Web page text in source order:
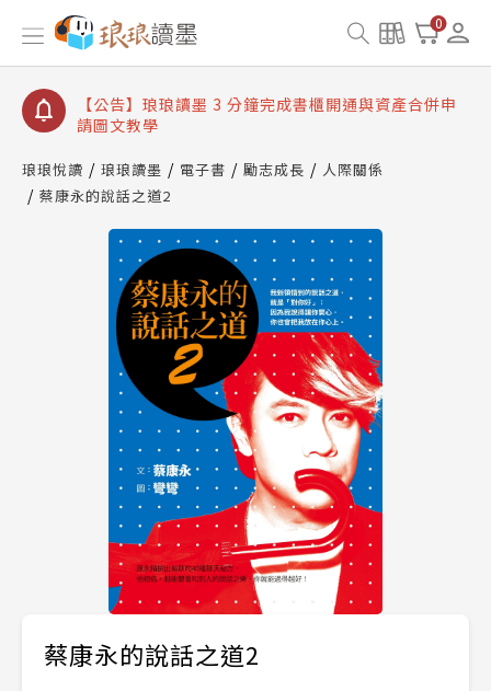
0
【公告】琅琅讀墨數位閱讀資產合併與書櫃開通申請
【公告】琅琅讀墨書櫃開通常見問題
【公告】琅琅讀墨 3 分鐘完成書櫃開通與資產合併申
請圖文教學
查詢
【公告】琅琅讀墨數位閱讀資產合併與書櫃開通申請
琅琅悅讀 琅琅讀墨 電子書 勵志成長
人際關係
蔡康永的說話之道2
蔡康永的說話之道2